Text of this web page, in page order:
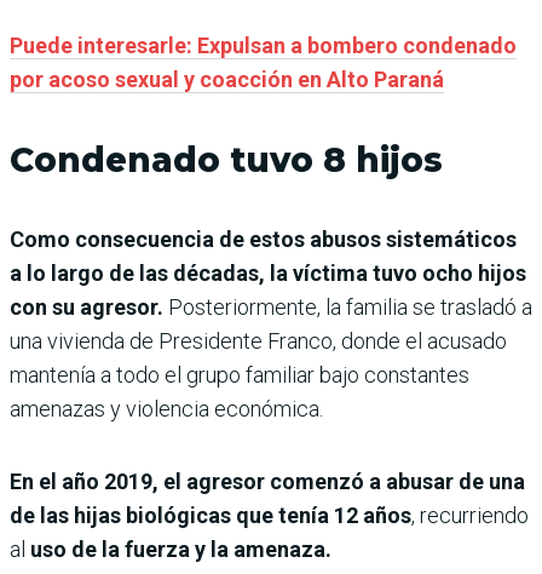
Puede interesarle: Expulsan a bombero condenado
por acoso sexual y coacción en Alto Paraná
Condenado tuvo 8 hijos
Como consecuencia de estos abusos sistemáticos
a lo largo de las décadas, la víctima tuvo ocho hijos
con su agresor. Posteriormente, la familia se trasladó a
una vivienda de Presidente Franco, donde el acusado
mantenía a todo el grupo familiar bajo constantes
amenazas y violencia económica.
En el año 2019, el agresor comenzó a abusar de una
de las hijas biológicas que tenía 12 años, recurriendo
al uso de la fuerza y la amenaza.